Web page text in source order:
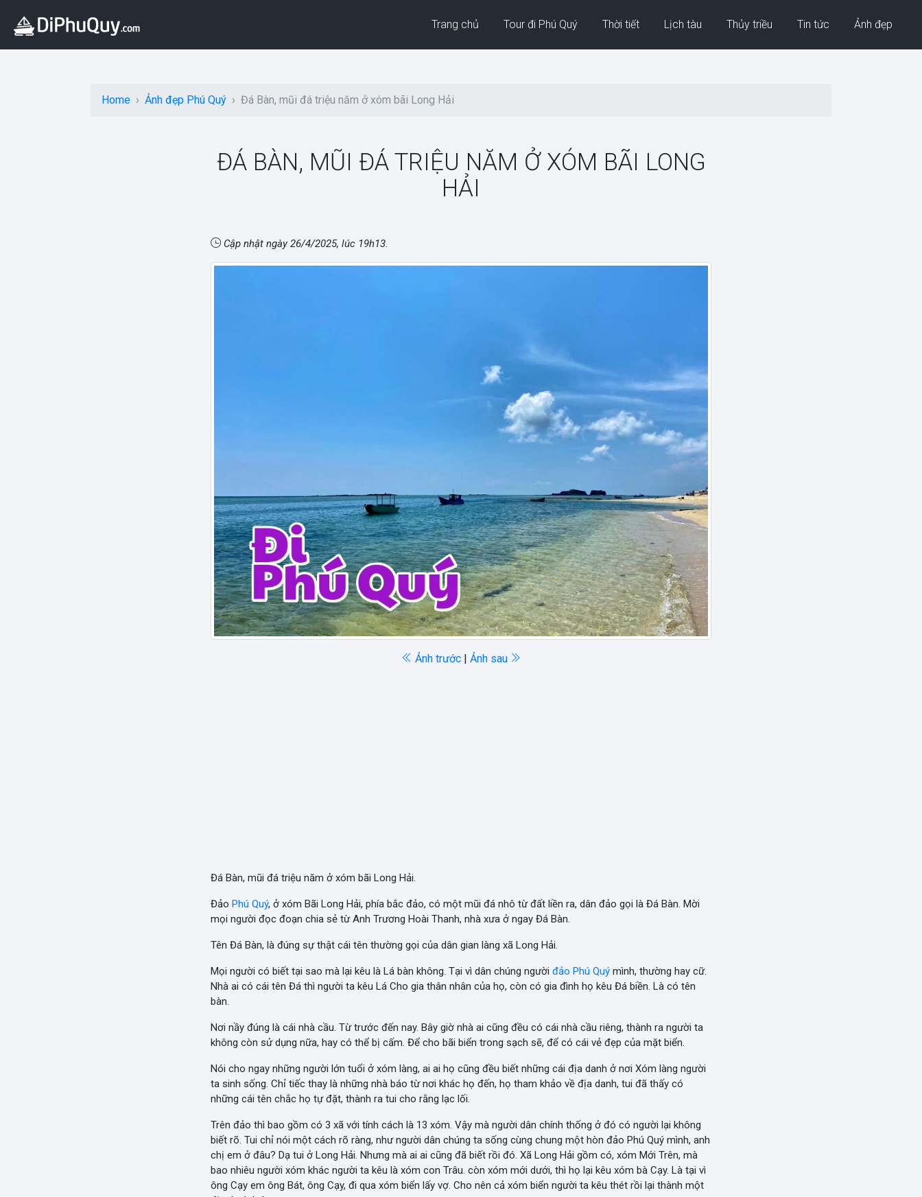
Trang chủ Tour đi Phú Quý Thời tiết Lịch tàu Thủy triều Tin tức Ảnh đẹp
Home Ảnh đẹp Phú Quý Đá Bàn, mũi đá triệu năm ở xóm bãi Long Hải
ĐÁ BÀN, MŨI ĐÁ TRIỆU NĂM Ở XÓM BÃI LONG
HẢI
Cập nhật ngày26/4/2025, lúc 19h13.
Ảnh trước| Ảnh sau
Đá Bàn, mũi đá triệu năm ở xóm bãi Long Hải.
Đảo Phú Quý, ở xóm Bãi Long Hải, phía bắc đảo, có một mũi đá nhô từ đất liền ra, dân đảo gọi là Đá Bàn. Mời
mọi người đọc đoạn chia sẻ từ Anh Trương Hoài Thanh, nhà xưa ở ngay Đá Bàn.
Tên Đá Bàn, là đúng sự thật cái tên thường gọi của dân gian làng xã Long Hải.
Mọi người có biết tại sao mà lại kêu là Lá bàn không. Tại vì dân chúng người đảo Phú Quý mình, thường hay cữ.
Nhà ai có cái tên Đá thì người ta kêu Lá Cho gia thân nhân của họ, còn có gia đình họ kêu Đá biền. Là có tên
bàn.
Nơi nầy đúng là cái nhà cầu. Từ trước đến nay. Bây giờ nhà ai cũng đều có cái nhà cầu riêng, thành ra người ta
không còn sử dụng nữa, hay có thể bị cấm. Để cho bãi biển trong sạch sẽ, để có cái vẻ đẹp của mặt biển.
Nói cho ngay những người lớn tuổi ở xóm làng, ai ai họ cũng đều biết những cái địa danh ở nơi Xóm làng người
ta sinh sống. Chỉ tiếc thay là những nhà báo từ nơi khác họ đến, họ tham khảo về địa danh, tui đã thấy có
những cái tên chắc họ tự đặt, thành ra tui cho rằng lạc lối.
Trên đảo thì bao gồm có 3 xã với tính cách là 13 xóm. Vậy mà người dân chính thống ở đó có người lại không
biết rõ. Tui chỉ nói một cách rõ ràng, như người dân chúng ta sống cùng chung một hòn đảo Phú Quý mình, anh
chị em ở đâu? Dạ tui ở Long Hải. Nhưng mà ai ai cũng đã biết rồi đó. Xã Long Hải gồm có, xóm Mới Trên, mà
bao nhiêu người xóm khác người ta kêu là xóm con Trâu. còn xóm mới dưới, thì họ lại kêu xóm bà Cạy. Là tại vì
ông Cạy em ông Bát, ông Cạy, đi qua xóm biển lấy vợ. Cho nên cả xóm biển người ta kêu thét rồi lại thành một